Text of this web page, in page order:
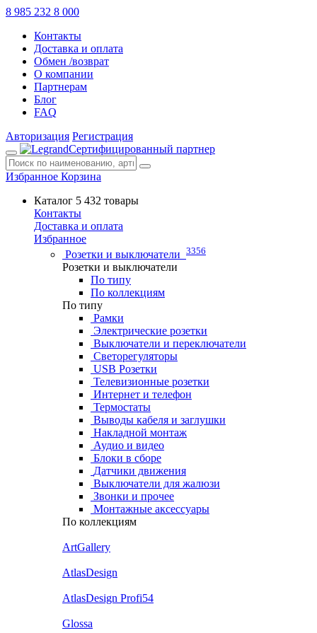
8 985 232 8 000
Контакты
Доставка и оплата
Обмен /возврат
О компании
Партнерам
Блог
FAQ
Авторизация Регистрация
Сертифицированный партнер
Избранное Корзина
Каталог 5 432 товары
Контакты
Доставка и оплата
Избранное
Розетки и выключатели 3356
Розетки и выключатели
По типу
По коллекциям
По типу
Рамки
Электрические розетки
Выключатели и переключатели
Светорегуляторы
USB Розетки
Телевизионные розетки
Интернет и телефон
Термостаты
Выводы кабеля и заглушки
Накладной монтаж
Аудио и видео
Блоки в сборе
Датчики движения
Выключатели для жалюзи
Звонки и прочее
Монтажные аксессуары
По коллекциям
ArtGallery
AtlasDesign
AtlasDesign Profi54
Glossa